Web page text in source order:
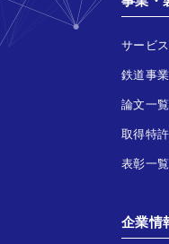
サービ
鉄道事
論文一覧
取得特許
表彰一覧
企業情